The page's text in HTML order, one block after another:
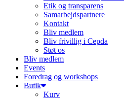
Etik og transparens
Samarbejdspartnere
Kontakt
Bliv medlem
Bliv frivillig i Cepda
Støt os
Bliv medlem
Events
Foredrag og workshops
Butik
Kurv